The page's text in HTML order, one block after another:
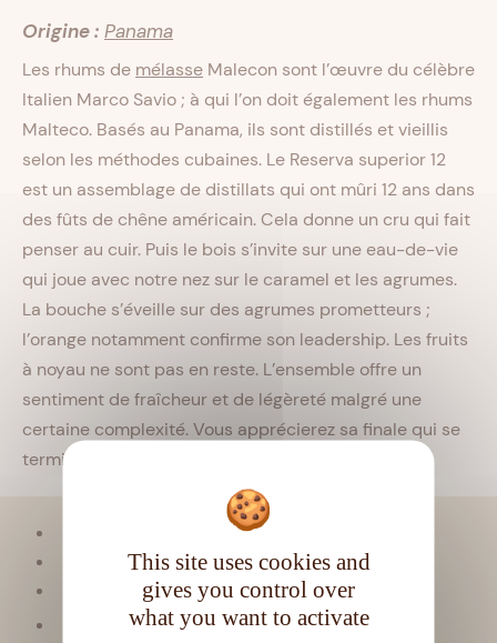
Origine : Panama
Les rhums de mélasse Malecon sont l’œuvre du célèbre
Italien Marco Savio ; à qui l’on doit également les rhums
Malteco. Basés au Panama, ils sont distillés et vieillis
selon les méthodes cubaines. Le Reserva superior 12
est un assemblage de distillats qui ont mûri 12 ans dans
des fûts de chêne américain. Cela donne un cru qui fait
penser au cuir. Puis le bois s’invite sur une eau-de-vie
qui joue avec notre nez sur le caramel et les agrumes.
La bouche s’éveille sur des agrumes prometteurs ;
l’orange notamment confirme son leadership. Les fruits
à noyau ne sont pas en reste. L’ensemble offre un
sentiment de fraîcheur et de légèreté malgré une
certaine complexité. Vous apprécierez sa finale qui se
termine doucement sur une rondeur très agréable.
Tropical
Matière première :Mélasse
Type de rhum :Vieux
Contenance :70CL
This site uses cookies and
gives you control over
what you want to activate